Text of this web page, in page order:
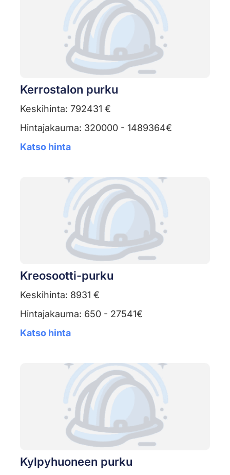
Kerrostalon purku
Keskihinta: 792431 €
Hintajakauma: 320000 - 1489364€
Katso hinta
Kreosootti-purku
Keskihinta: 8931 €
Hintajakauma: 650 - 27541€
Katso hinta
Kylpyhuoneen purku